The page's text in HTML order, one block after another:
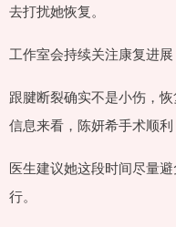
去打扰她恢复。
工作室会持续关注康复进展
跟腱断裂确实不是小伤，
信息来看，陈妍希手术顺利
医生建议她这段时间尽量
行。